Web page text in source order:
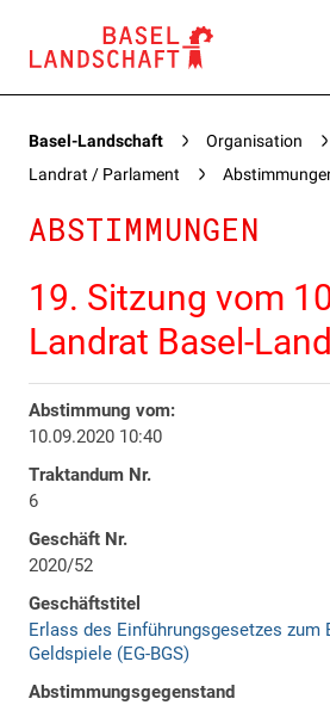
Basel-Landschaft
Organisation
Landrat / Parlament
ABSTIMMUNGEN